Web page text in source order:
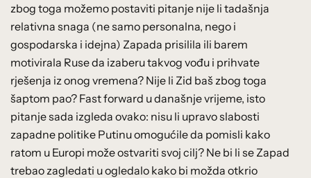
zbog toga možemo postaviti pitanje nije li tadašnja
relativna snaga (ne samo personalna, nego i
gospodarska i idejna) Zapada prisilila ili barem
motivirala Ruse da izaberu takvog vođu i prihvate
rješenja iz onog vremena? Nije li Zid baš zbog toga
šaptom pao? Fast forward u današnje vrijeme, isto
pitanje sada izgleda ovako: nisu li upravo slabosti
zapadne politike Putinu omogućile da pomisli kako
ratom u Europi može ostvariti svoj cilj? Ne bi li se Zapad
trebao zagledati u ogledalo kako bi možda otkrio